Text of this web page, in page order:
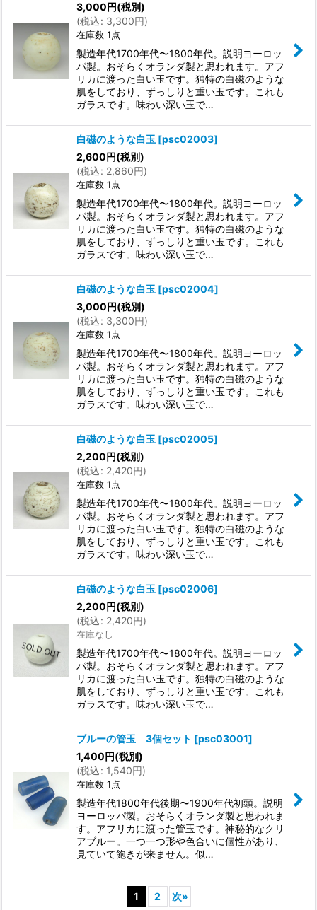
3,000円(税別)
(税込: 3,300円)
在庫数 1点
製造年代1700年代〜1800年代。説明ヨーロッ
パ製。おそらくオランダ製と思われます。アフ
リカに渡った白い玉です。独特の白磁のような
肌をしており、ずっしりと重い玉です。これも
ガラスです。味わい深い玉で…
白磁のような白玉 [psc02003]
2,600円(税別)
(税込: 2,860円)
在庫数 1点
製造年代1700年代〜1800年代。説明ヨーロッ
パ製。おそらくオランダ製と思われます。アフ
リカに渡った白い玉です。独特の白磁のような
肌をしており、ずっしりと重い玉です。これも
ガラスです。味わい深い玉で…
白磁のような白玉 [psc02004]
3,000円(税別)
(税込: 3,300円)
在庫数 1点
製造年代1700年代〜1800年代。説明ヨーロッ
パ製。おそらくオランダ製と思われます。アフ
リカに渡った白い玉です。独特の白磁のような
肌をしており、ずっしりと重い玉です。これも
ガラスです。味わい深い玉で…
白磁のような白玉 [psc02005]
2,200円(税別)
(税込: 2,420円)
在庫数 1点
製造年代1700年代〜1800年代。説明ヨーロッ
パ製。おそらくオランダ製と思われます。アフ
リカに渡った白い玉です。独特の白磁のような
肌をしており、ずっしりと重い玉です。これも
ガラスです。味わい深い玉で…
白磁のような白玉 [psc02006]
2,200円(税別)
(税込: 2,420円)
在庫なし
製造年代1700年代〜1800年代。説明ヨーロッ
パ製。おそらくオランダ製と思われます。アフ
リカに渡った白い玉です。独特の白磁のような
肌をしており、ずっしりと重い玉です。これも
ガラスです。味わい深い玉で…
ブルーの管玉 3個セット [psc03001]
1,400円(税別)
(税込: 1,540円)
在庫数 1点
製造年代1800年代後期〜1900年代初頭。説明
ヨーロッパ製。おそらくオランダ製と思われま
す。アフリカに渡った管玉です。神秘的なクリ
アブルー。一つ一つ形や色合いに個性があり、
見ていて飽きが来ません。似…
1 2 次»